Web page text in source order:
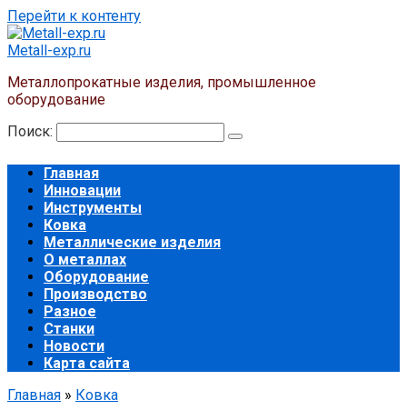
Перейти к контенту
Metall-exp.ru
Металлопрокатные изделия, промышленное
оборудование
Поиск:
Главная
Инновации
Инструменты
Ковка
Металлические изделия
О металлах
Оборудование
Производство
Разное
Станки
Новости
Карта сайта
Главная » Ковка